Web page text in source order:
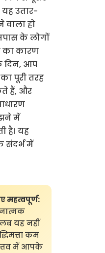
यह उतार-
वाला हो
के लोगों
का कारण
दिन, आप
पूरी तरह
हैं, और
में
है। यह
संदर्भ में
महत्वपूर्ण:
यह नहीं
कम
में आपके